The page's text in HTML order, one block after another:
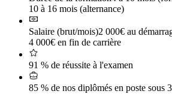
10 à 16 mois (alternance)
Salaire (brut/mois)2 000€ au
4 000€ en fin de carrière
91 % de réussite à l'examen
85 % de nos diplômés en poste sous